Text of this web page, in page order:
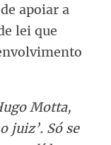
apoiar a
lei que
Motta,
juiz’. Só se